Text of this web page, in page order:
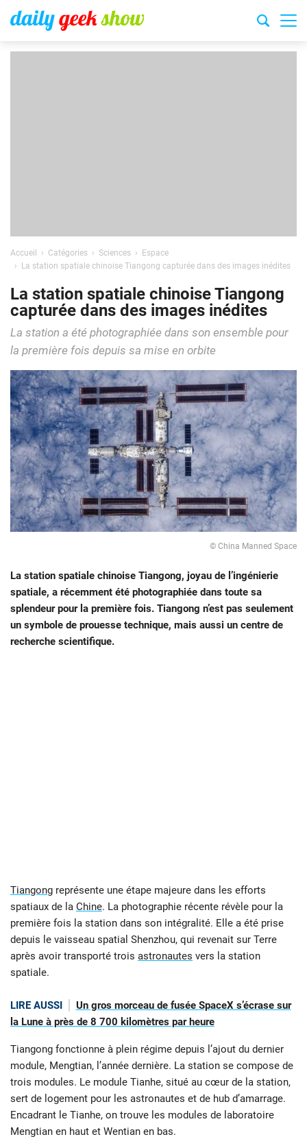
Accueil Catégories Sciences
Espace
La station spatiale chinoise Tiangong capturée dans des images inédites
La station spatiale chinoise Tiangong
capturée dans des images inédites
La station a été photographiée dans son ensemble pour
la première fois depuis sa mise en orbite
© China Manned Space
La station spatiale chinoise Tiangong, joyau de l’ingénierie
spatiale, a récemment été photographiée dans toute sa
splendeur pour la première fois. Tiangong n’est pas seulement
un symbole de prouesse technique, mais aussi un centre de
recherche scientifique.
Tiangong représente une étape majeure dans les efforts
spatiaux de la Chine. La photographie récente révèle pour la
première fois la station dans son intégralité. Elle a été prise
depuis le vaisseau spatial Shenzhou, qui revenait sur Terre
après avoir transporté trois astronautes vers la station
spatiale.
LIRE AUSSI
Un gros morceau de fusée SpaceX s’écrase sur
la Lune à près de 8 700 kilomètres par heure
Tiangong fonctionne à plein régime depuis l’ajout du dernier
module, Mengtian, l’année dernière. La station se compose de
trois modules. Le module Tianhe, situé au cœur de la station,
sert de logement pour les astronautes et de hub d’amarrage.
Encadrant le Tianhe, on trouve les modules de laboratoire
Mengtian en haut et Wentian en bas.